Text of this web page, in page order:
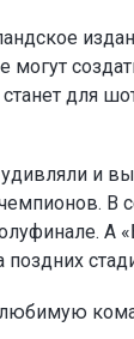
могут
для
удивляли и
В
А
поздних